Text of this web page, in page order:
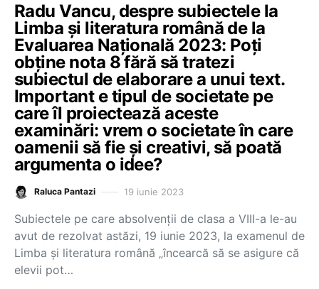
Radu Vancu, despre subiectele la
Limba și literatura română de la
Evaluarea Națională 2023: Poți
obține nota 8 fără să tratezi
subiectul de elaborare a unui text.
Important e tipul de societate pe
care îl proiectează aceste
examinări: vrem o societate în care
oamenii să fie și creativi, să poată
argumenta o idee?
Raluca Pantazi 19 iunie 2023
Subiectele pe care absolvenții de clasa a VIII-a le-au
avut de rezolvat astăzi, 19 iunie 2023, la examenul de
Limba și literatura română „încearcă să se asigure că
elevii pot…